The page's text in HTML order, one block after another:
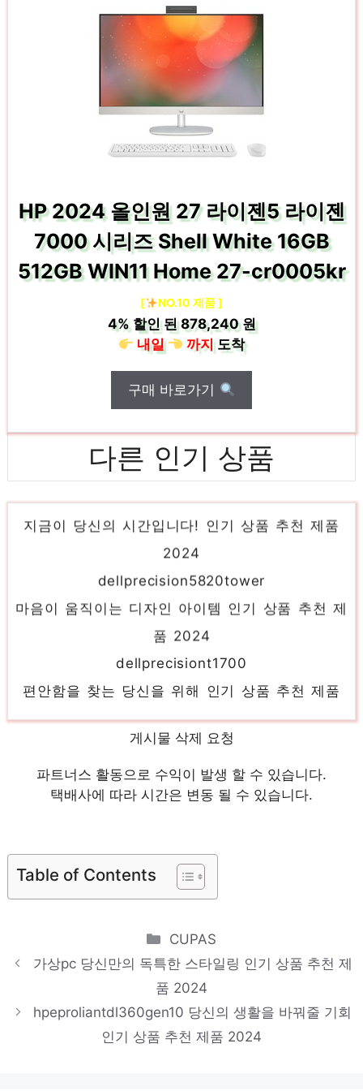
HP 2024 올인원 27 라이젠5 라이젠
7000 시리즈 Shell White 16GB
512GB WIN11 Home 27-cr0005kr
[ NO.10 제품 ]
4%할인 된878,240 원
내일
까지도착
구매 바로가기
다른 인기 상품
hpz4g4workstation
2024
마음이 움직이는 디자인 아이템 인기 상품 추천 제
품 2024
dellprecisiont1700
편안함을 찾는 당신을 위해 인기 상품 추천 제품
dellprecisiontower5810
품 2024
2024
ciscop60
4fu52av
품절임박! 지금 바로 찬스! 인기 상품 추천 제품
2024
게시물 삭제 요청
파트너스 활동으로 수익이 발생 할 수 있습니다.
택배사에 따라 시간은 변동 될 수 있습니다.
Table of Contents
Categories
CUPAS
가상pc 당신만의 독특한 스타일링 인기 상품 추천 제
품 2024
hpeproliantdl360gen10 당신의 생활을 바꿔줄 기회
인기 상품 추천 제품 2024